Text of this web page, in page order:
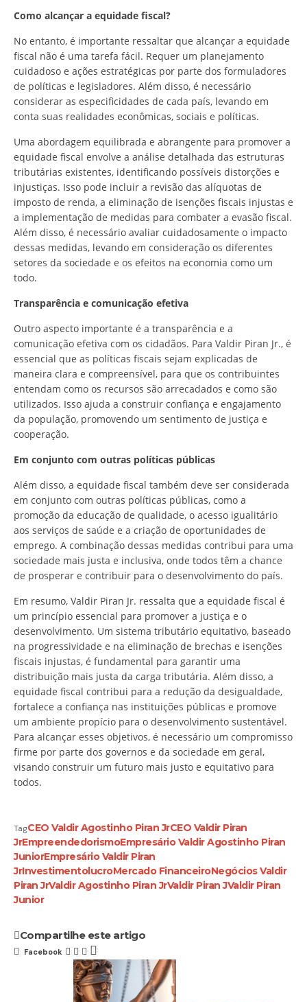
Como alcançar a equidade fiscal?
No entanto, é importante ressaltar que alcançar a equidade
fiscal não é uma tarefa fácil. Requer um planejamento
cuidadoso e ações estratégicas por parte dos formuladores
de políticas e legisladores. Além disso, é necessário
considerar as especificidades de cada país, levando em
conta suas realidades econômicas, sociais e políticas.
Uma abordagem equilibrada e abrangente para promover a
equidade fiscal envolve a análise detalhada das estruturas
tributárias existentes, identificando possíveis distorções e
injustiças. Isso pode incluir a revisão das alíquotas de
imposto de renda, a eliminação de isenções fiscais injustas e
a implementação de medidas para combater a evasão fiscal.
Além disso, é necessário avaliar cuidadosamente o impacto
dessas medidas, levando em consideração os diferentes
setores da sociedade e os efeitos na economia como um
todo.
Transparência e comunicação efetiva
Outro aspecto importante é a transparência e a
comunicação efetiva com os cidadãos. Para Valdir Piran Jr., é
essencial que as políticas fiscais sejam explicadas de
maneira clara e compreensível, para que os contribuintes
entendam como os recursos são arrecadados e como são
utilizados. Isso ajuda a construir confiança e engajamento
da população, promovendo um sentimento de justiça e
cooperação.
Em conjunto com outras políticas públicas
Além disso, a equidade fiscal também deve ser considerada
em conjunto com outras políticas públicas, como a
promoção da educação de qualidade, o acesso igualitário
aos serviços de saúde e a criação de oportunidades de
emprego. A combinação dessas medidas contribui para uma
sociedade mais justa e inclusiva, onde todos têm a chance
de prosperar e contribuir para o desenvolvimento do país.
Em resumo, Valdir Piran Jr. ressalta que a equidade fiscal é
um princípio essencial para promover a justiça e o
desenvolvimento. Um sistema tributário equitativo, baseado
na progressividade e na eliminação de brechas e isenções
fiscais injustas, é fundamental para garantir uma
distribuição mais justa da carga tributária. Além disso, a
equidade fiscal contribui para a redução da desigualdade,
fortalece a confiança nas instituições públicas e promove
um ambiente propício para o desenvolvimento sustentável.
Para alcançar esses objetivos, é necessário um compromisso
firme por parte dos governos e da sociedade em geral,
visando construir um futuro mais justo e equitativo para
todos.
TagCEO Valdir Agostinho Piran JrCEO Valdir Piran
JrEmpreendedorismoEmpresário Valdir Agostinho Piran
JuniorEmpresário Valdir Piran
JrInvestimentolucroMercado FinanceiroNegócios Valdir
Piran JrValdir Agostinho Piran JrValdir Piran JValdir Piran
Junior
Compartilhe este artigo
Facebook